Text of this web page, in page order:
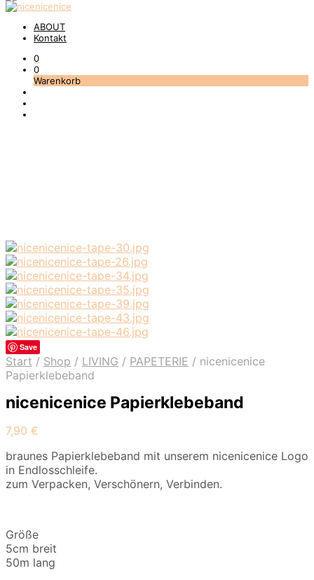
ABOUT
Kontakt
0
0
Warenkorb
Save
Start / Shop / LIVING / PAPETERIE / nicenicenice
Papierklebeband
nicenicenice Papierklebeband
7,90 €
braunes Papierklebeband mit unserem nicenicenice Logo
in Endlosschleife.
zum Verpacken, Verschönern, Verbinden.
Größe
5cm breit
50m lang